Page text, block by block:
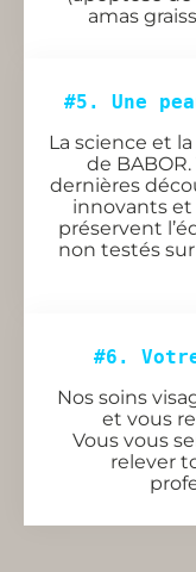
amas
#5. Une
La science et
de
dernières
innovants
préservent
non testés
#6.
Nos soins
et vous
Vous vous
relever